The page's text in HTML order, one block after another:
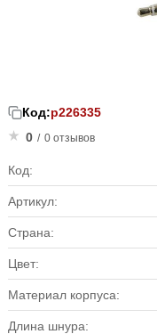
Код:р226335
0 / 0 отзывов
Код:
Артикул:
Страна:
Цвет:
Материал корпуса:
Длина шнура: